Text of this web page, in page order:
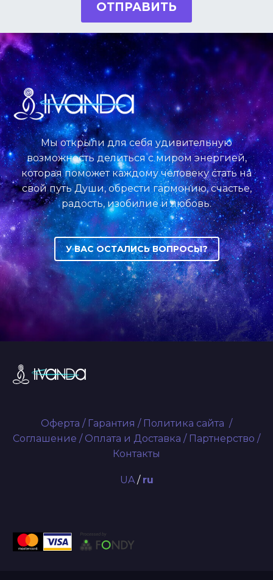
Мы открыли для себя удивительную
возможность делиться с миром энергией,
которая поможет каждому человеку стать на
свой путь Души, обрести гармонию, счастье,
радость, изобилие и любовь.
У ВАС ОСТАЛИСЬ ВОПРОСЫ?
Оферта / Гарантия / Политика сайта /
Соглашение / Оплата и Доставка / Партнерство /
Контакты
UA/ ru